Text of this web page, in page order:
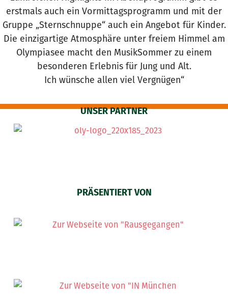
erstmals auch ein Vormittagsprogramm und mit der
Gruppe „Sternschnuppe“ auch ein Angebot für Kinder.
Die einzigartige Atmosphäre unter freiem Himmel am
Olympiasee macht den MusikSommer zu einem
besonderen Erlebnis für Jung und Alt.
Ich wünsche allen viel Vergnügen“
UNSER PARTNER
PRÄSENTIERT VON